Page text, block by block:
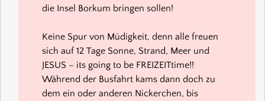
die Insel Borkum bringen sollen!
Keine Spur von Müdigkeit, denn alle freuen
sich auf 12 Tage Sonne, Strand, Meer und
JESUS – its going to be FREIZEITtime!!
Während der Busfahrt kams dann doch zu
dem ein oder anderen Nickerchen, bis